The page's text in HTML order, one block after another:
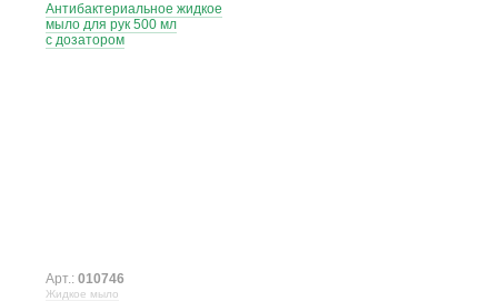
Антибактериальное жидкое
мыло для рук 500 мл
с дозатором
Жидкое мыло
Арт.: 010746